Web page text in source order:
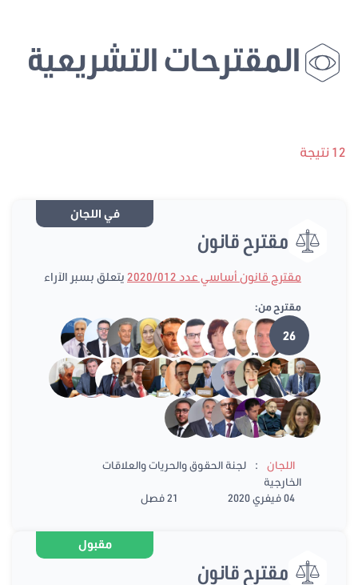
المقترحات التشريعية
12 نتيجة
في اللجان
مقترح قانون
مقترح قانون أساسي عدد 2020/012 يتعلق بسبر الآراء
مقترح من:
26
اللجان :
لجنة الحقوق والحريات والعلاقات
الخارجية
04 فيفري 2020
21 فصل
مقبول
مقترح قانون